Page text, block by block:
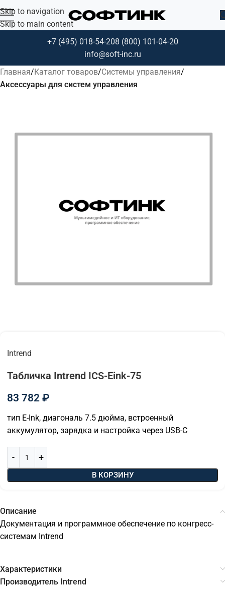
Skip to navigation
Skip to main content
+7 (495) 018-54-208 (800) 101-04-20
info@soft-inc.ru
Главная Каталог товаров Системы управления
Аксессуары для систем управления
Intrend
Табличка Intrend ICS-Eink-75
83 782 ₽
тип E-Ink, диагональ 7.5 дюйма, встроенный
аккумулятор, зарядка и настройка через USB-C
В КОРЗИНУ
Описание
Документация и программное обеспечение по конгресс-
системам Intrend
Характеристики
Производитель Intrend